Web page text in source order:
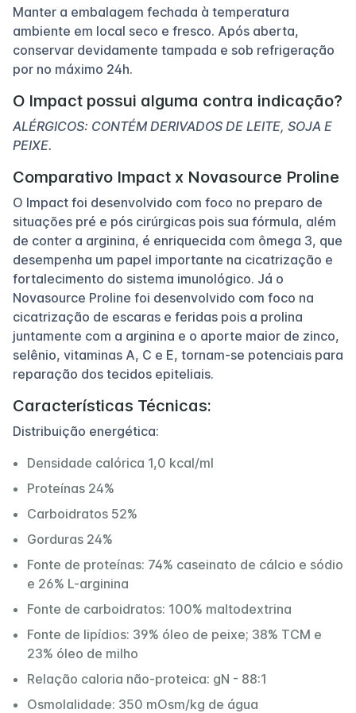
Manter a embalagem fechada à temperatura
ambiente em local seco e fresco. Após aberta,
conservar devidamente tampada e sob refrigeração
por no máximo 24h.
O Impact possui alguma contra indicação?
ALÉRGICOS: CONTÉM DERIVADOS DE LEITE, SOJA E
PEIXE.
Comparativo Impact x Novasource Proline
O Impact foi desenvolvido com foco no preparo de
situações pré e pós cirúrgicas pois sua fórmula, além
de conter a arginina, é enriquecida com ômega 3, que
desempenha um papel importante na cicatrização e
fortalecimento do sistema imunológico. Já o
Novasource Proline foi desenvolvido com foco na
cicatrização de escaras e feridas pois a prolina
juntamente com a arginina e o aporte maior de zinco,
selênio, vitaminas A, C e E, tornam-se potenciais para
reparação dos tecidos epiteliais.
Características Técnicas:
Distribuição energética:
Densidade calórica 1,0 kcal/ml
Proteínas 24%
Carboidratos 52%
Gorduras 24%
Fonte de proteínas: 74% caseinato de cálcio e sódio
e 26% L-arginina
Fonte de carboidratos: 100% maltodextrina
Fonte de lipídios: 39% óleo de peixe; 38% TCM e
23% óleo de milho
Relação caloria não-proteica: gN - 88:1
Osmolalidade: 350 mOsm/kg de água